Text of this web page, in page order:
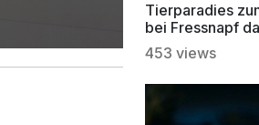
Tierparadies
bei Fressnapf
453 views